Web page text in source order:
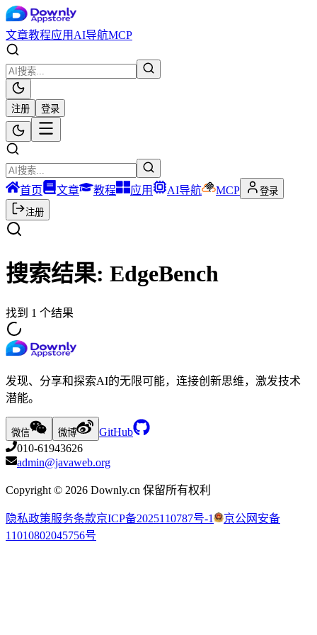
文章教程应用 AI导航MCP
注册 登录
首页 文章 教程 应用 AI导航 MCP
登录
注册
搜索结果: EdgeBench
找到 1 个结果
发现、分享和探索AI的无限可能，连接创新思维，激发技术
潜能。
微信 微博
GitHub
010-61943626
admin@javaweb.org
Copyright © 2026 Downly.cn 保留所有权利
隐私政策服务条款京ICP备2025110787号-1
京公网安备
11010802045756号